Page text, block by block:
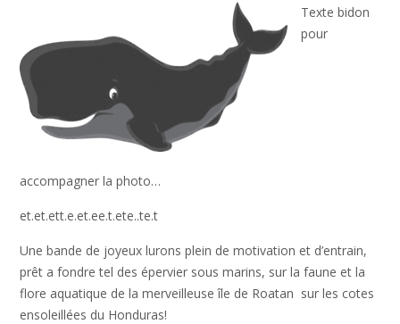
Texte bidon
pour
accompagner la photo…
et.et.ett.e.et.ee.t.ete..te.t
Une bande de joyeux lurons plein de motivation et d’entrain,
prêt a fondre tel des épervier sous marins, sur la faune et la
flore aquatique de la merveilleuse île de Roatan sur les cotes
ensoleillées du Honduras!